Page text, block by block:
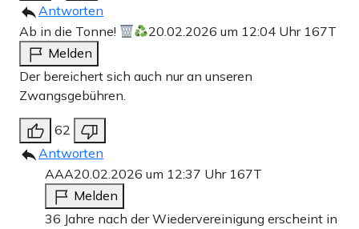
Antworten
Ab in die Tonne!
20.02.2026 um 12:04 Uhr 167T
Melden
Der bereichert sich auch nur an unseren
Zwangsgebühren.
62
Antworten
AAA20.02.2026 um 12:37 Uhr 167T
Melden
36 Jahre nach der Wiedervereinigung erscheint in